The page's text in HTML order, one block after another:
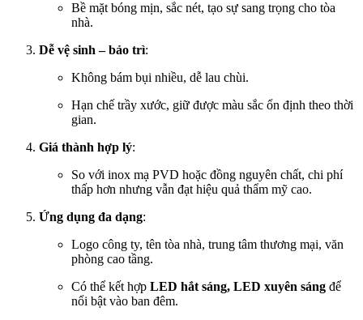
Bề mặt bóng mịn, sắc nét, tạo sự sang trọng cho tòa
nhà.
Dễ vệ sinh – bảo trì:
Không bám bụi nhiều, dễ lau chùi.
Hạn chế trầy xước, giữ được màu sắc ổn định theo thời
gian.
Giá thành hợp lý:
So với inox mạ PVD hoặc đồng nguyên chất, chi phí
thấp hơn nhưng vẫn đạt hiệu quả thẩm mỹ cao.
Ứng dụng đa dạng:
Logo công ty, tên tòa nhà, trung tâm thương mại, văn
phòng cao tầng.
Có thể kết hợp LED hắt sáng, LED xuyên sáng để
nổi bật vào ban đêm.